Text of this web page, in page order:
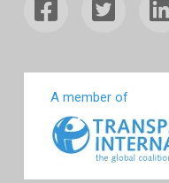
A member of